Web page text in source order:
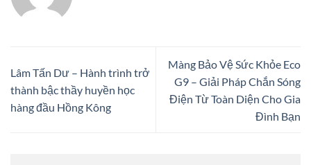
Lâm Tấn Dư – Hành trình trở
thành bậc thầy huyền học
hàng đầu Hồng Kông
Màng Bảo Vệ Sức Khỏe Eco
G9 – Giải Pháp Chắn Sóng
Điện Từ Toàn Diện Cho Gia
Đình Bạn